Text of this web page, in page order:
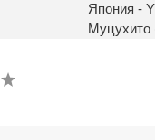
Япония -
Муцухито